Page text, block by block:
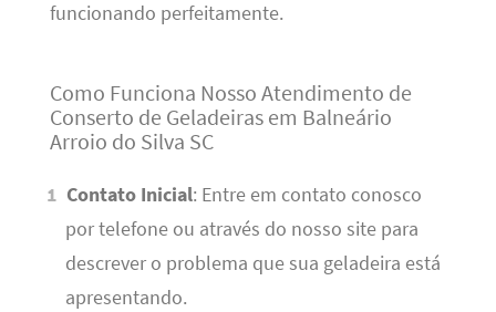
funcionando perfeitamente.
Como Funciona Nosso Atendimento de
Conserto de Geladeiras em Balneário
Arroio do Silva SC
Contato Inicial: Entre em contato conosco
por telefone ou através do nosso site para
descrever o problema que sua geladeira está
apresentando.